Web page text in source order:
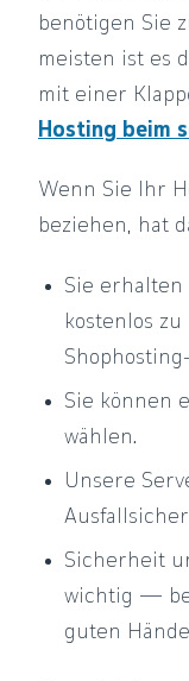
benötigen Sie
meisten ist es
mit einer
Hosting beim
Wenn Sie Ihr
beziehen, hat
Sie erhalten
kostenlos
Sie können
wählen.
Unsere
Sicherheit
wichtig —
guten